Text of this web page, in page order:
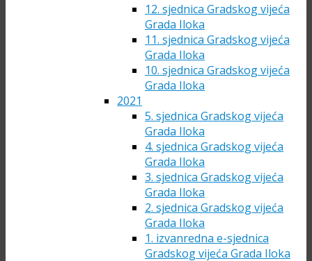
12. sjednica Gradskog vijeća
Grada Iloka
11. sjednica Gradskog vijeća
Grada Iloka
10. sjednica Gradskog vijeća
Grada Iloka
2021
5. sjednica Gradskog vijeća
Grada Iloka
4. sjednica Gradskog vijeća
Grada Iloka
3. sjednica Gradskog vijeća
Grada Iloka
2. sjednica Gradskog vijeća
Grada Iloka
1. izvanredna e-sjednica
Gradskog vijeća Grada Iloka